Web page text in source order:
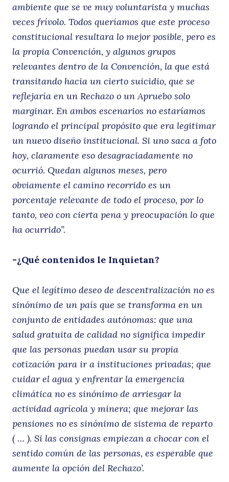
ambiente que se ve muy voluntarista y muchas
veces frívolo. Todos queríamos que este proceso
constitucional resultara lo mejor posible, pero es
la propia Convención, y algunos grupos
relevantes dentro de la Convención, la que está
transitando hacia un cierto suicidio, que se
reflejaría en un Rechazo o un Apruebo solo
marginar. En ambos escenarios no estaríamos
logrando el principal propósito que era legitimar
un nuevo diseño institucional. Si uno saca a foto
hoy, claramente eso desagraciadamente no
ocurrió. Quedan algunos meses, pero
obviamente el camino recorrido es un
porcentaje relevante de todo el proceso, por lo
tanto, veo con cierta pena y preocupación lo que
ha ocurrido”.
-¿Qué contenidos le Inquietan?
Que el legítimo deseo de descentralización no es
sinónimo de un país que se transforma en un
conjunto de entidades autónomas: que una
salud gratuita de calidad no significa impedir
que las personas puedan usar su propia
cotización para ir a instituciones privadas; que
cuidar el agua y enfrentar la emergencia
climática no es sinónimo de arriesgar la
actividad agrícola y minera; que mejorar las
pensiones no es sinónimo de sistema de reparto
( … ). Si las consignas empiezan a chocar con el
sentido común de las personas, es esperable que
aumente la opción del Rechazo’.